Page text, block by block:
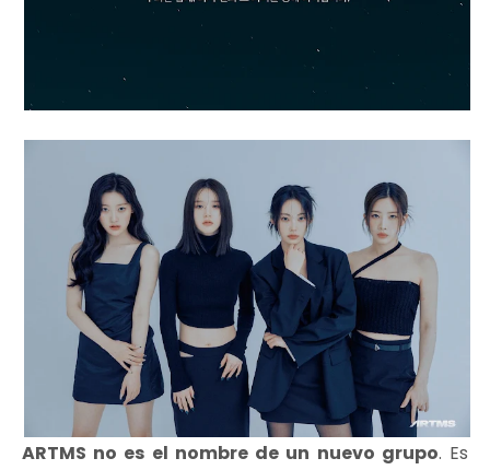
ARTMS no es el nombre de un nuevo grupo. Es